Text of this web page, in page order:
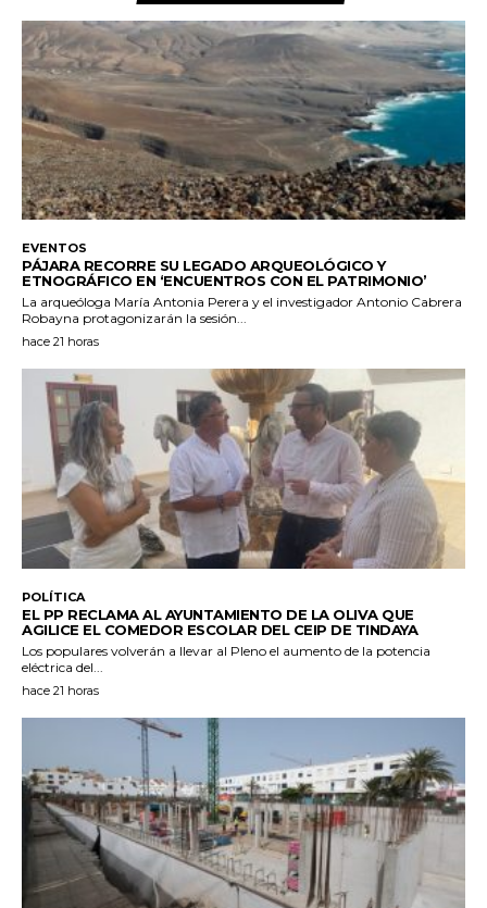
EVENTOS
PÁJARA RECORRE SU LEGADO ARQUEOLÓGICO Y
ETNOGRÁFICO EN ‘ENCUENTROS CON EL PATRIMONIO’
La arqueóloga María Antonia Perera y el investigador Antonio Cabrera
Robayna protagonizarán la sesión...
hace 21 horas
POLÍTICA
EL PP RECLAMA AL AYUNTAMIENTO DE LA OLIVA QUE
AGILICE EL COMEDOR ESCOLAR DEL CEIP DE TINDAYA
Los populares volverán a llevar al Pleno el aumento de la potencia
eléctrica del...
hace 21 horas